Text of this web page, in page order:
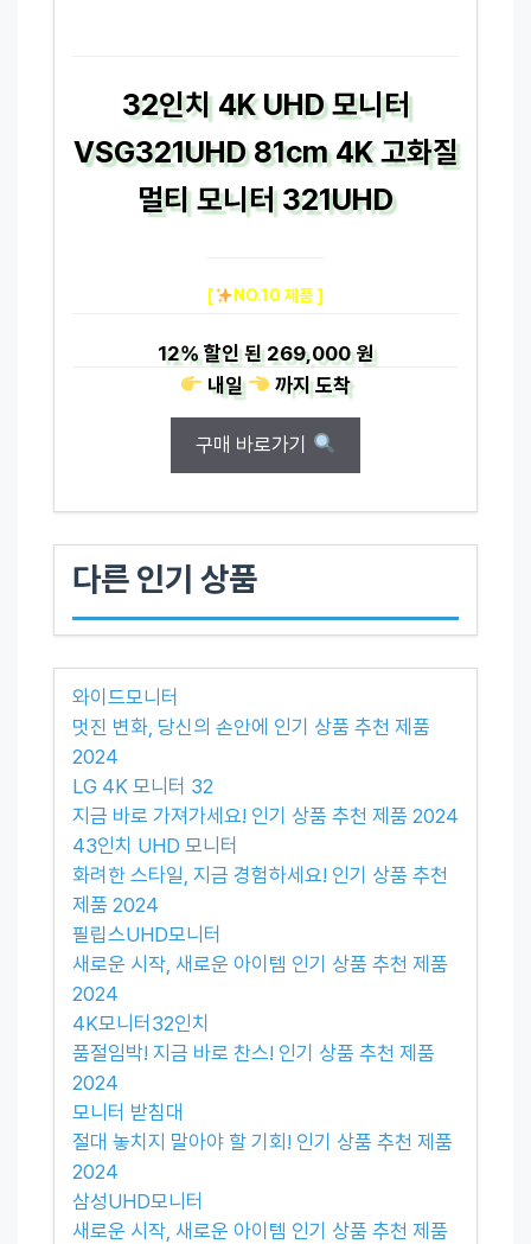
32인치 4K UHD 모니터
VSG321UHD 81cm 4K 고화질
멀티 모니터 321UHD
[ NO.10 제품 ]
12%할인 된269,000 원
내일
까지도착
구매 바로가기
다른 인기 상품
와이드모니터
멋진 변화, 당신의 손안에 인기 상품 추천 제품
2024
LG 4K 모니터 32
지금 바로 가져가세요! 인기 상품 추천 제품 2024
43인치 UHD 모니터
화려한 스타일, 지금 경험하세요! 인기 상품 추천
제품 2024
필립스UHD모니터
새로운 시작, 새로운 아이템 인기 상품 추천 제품
2024
4K모니터32인치
품절임박! 지금 바로 찬스! 인기 상품 추천 제품
2024
모니터 받침대
절대 놓치지 말아야 할 기회! 인기 상품 추천 제품
2024
삼성UHD모니터
새로운 시작, 새로운 아이템 인기 상품 추천 제품